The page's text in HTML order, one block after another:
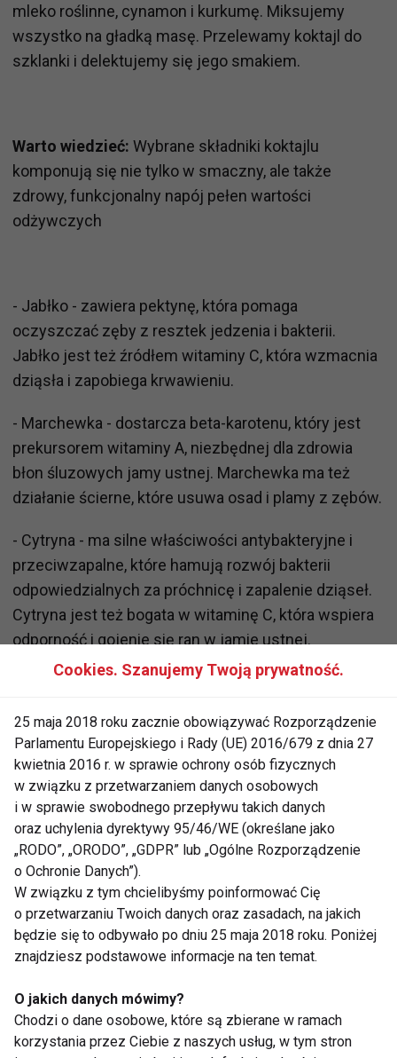
mleko roślinne, cynamon i kurkumę. Miksujemy
wszystko na gładką masę. Przelewamy koktajl do
szklanki i delektujemy się jego smakiem.
Warto wiedzieć: Wybrane składniki koktajlu
komponują się nie tylko w smaczny, ale także
zdrowy, funkcjonalny napój pełen wartości
odżywczych
- Jabłko - zawiera pektynę, która pomaga
oczyszczać zęby z resztek jedzenia i bakterii.
Jabłko jest też źródłem witaminy C, która wzmacnia
dziąsła i zapobiega krwawieniu.
- Marchewka - dostarcza beta-karotenu, który jest
prekursorem witaminy A, niezbędnej dla zdrowia
błon śluzowych jamy ustnej. Marchewka ma też
działanie ścierne, które usuwa osad i plamy z zębów.
- Cytryna - ma silne właściwości antybakteryjne i
przeciwzapalne, które hamują rozwój bakterii
odpowiedzialnych za próchnicę i zapalenie dziąseł.
Cytryna jest też bogata w witaminę C, która wspiera
odporność i gojenie się ran w jamie ustnej.
- Imbir - ma działanie rozgrzewające, pobudzające i
przeziębienia. Imbir zawiera też związki, które
hamują aktywność enzymów niszczących szkliwo
zębów.
- Miód - ma właściwości antyseptyczne,
przeciwzapalne i łagodzące, które pomagają leczyć
podrażnienia i owrzodzenia w jamie ustnej. Miód jest
też źródłem łatwo przyswajalnej energii i składników
odżywczych.
Świeże koktajle są niskokaloryczne i sycące.
Zamiast sięgać po słodkie napoje gazowane czy sok
Cookies. Szanujemy Twoją prywatność.
25 maja 2018 roku zacznie obowiązywać Rozporządzenie
Parlamentu Europejskiego i Rady (UE) 2016/679 z dnia 27
kwietnia 2016 r. w sprawie ochrony osób fizycznych
w związku z przetwarzaniem danych osobowych
i w sprawie swobodnego przepływu takich danych
oraz uchylenia dyrektywy 95/46/WE (określane jako
„RODO”, „ORODO”, „GDPR” lub „Ogólne Rozporządzenie
o Ochronie Danych”).
W związku z tym chcielibyśmy poinformować Cię
o przetwarzaniu Twoich danych oraz zasadach, na jakich
będzie się to odbywało po dniu 25 maja 2018 roku. Poniżej
znajdziesz podstawowe informacje na ten temat.
O jakich danych mówimy?
Chodzi o dane osobowe, które są zbierane w ramach
korzystania przez Ciebie z naszych usług, w tym stron